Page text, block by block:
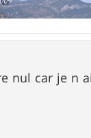
nul car je n